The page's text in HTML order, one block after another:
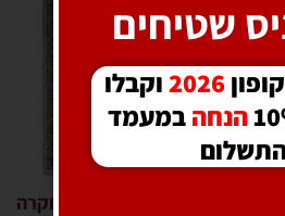
שטיח אבניו A דגם 75: יוקרה
שטיחים
2026וקבלו
הנחהבמעמד